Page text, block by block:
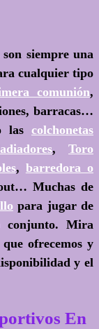
siempre una
cualquier tipo
comunión,
barracas…
las colchonetas
, Toro
, barredora o
Muchas de
para jugar de
conjunto. Mira
ofrecemos y
y el
En